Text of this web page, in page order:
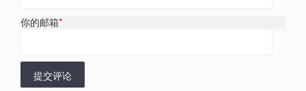
你的邮箱*
提交评论